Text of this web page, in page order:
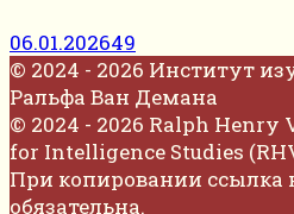
06.01.202649
© 2024 - 2026 Институт
Ральфа Ван Демана
© 2024 - 2026 Ralph Henry
for Intelligence Studies
При копировании ссылка
обязательна.